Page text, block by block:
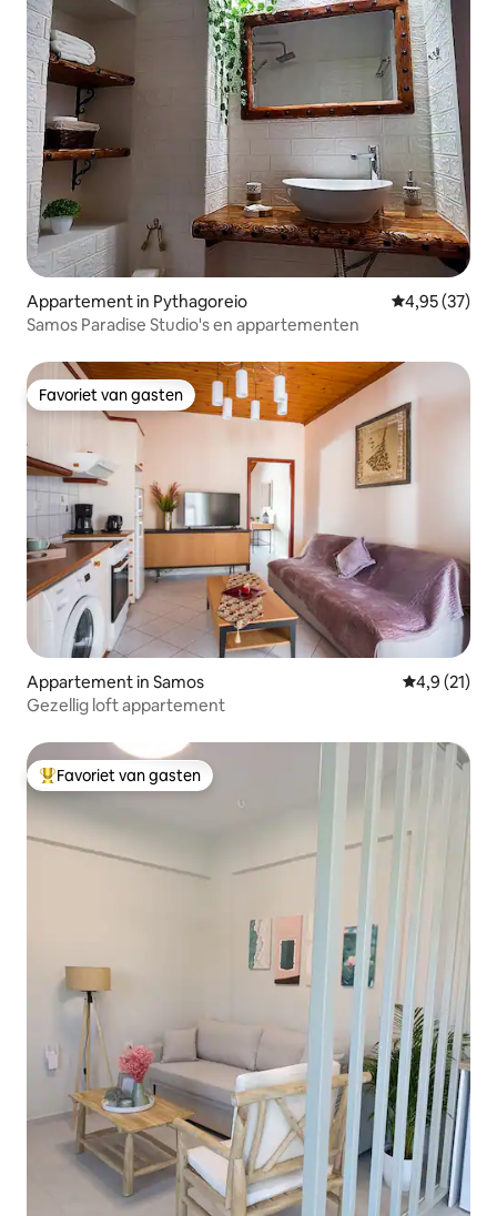
Appartement in Pythagoreio Gemiddelde
4,95 (37)
Samos Paradise Studio's en appartementen
Favoriet van gasten
Favoriet van gasten
Appartement in Samos
4,9 (21)
Gezellig loft appartement
Topfavoriet van gasten
Favoriet van gasten